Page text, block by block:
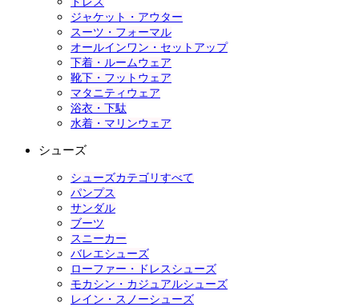
ジャケット・アウター
スーツ・フォーマル
オールインワン・セットアップ
下着・ルームウェア
靴下・フットウェア
マタニティウェア
浴衣・下駄
水着・マリンウェア
シューズ
シューズカテゴリすべて
パンプス
サンダル
ブーツ
スニーカー
バレエシューズ
ローファー・ドレスシューズ
モカシン・カジュアルシューズ
レイン・スノーシューズ